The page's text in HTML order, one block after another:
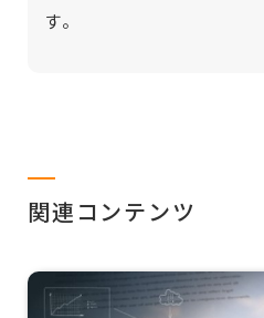
す。
関連コンテンツ